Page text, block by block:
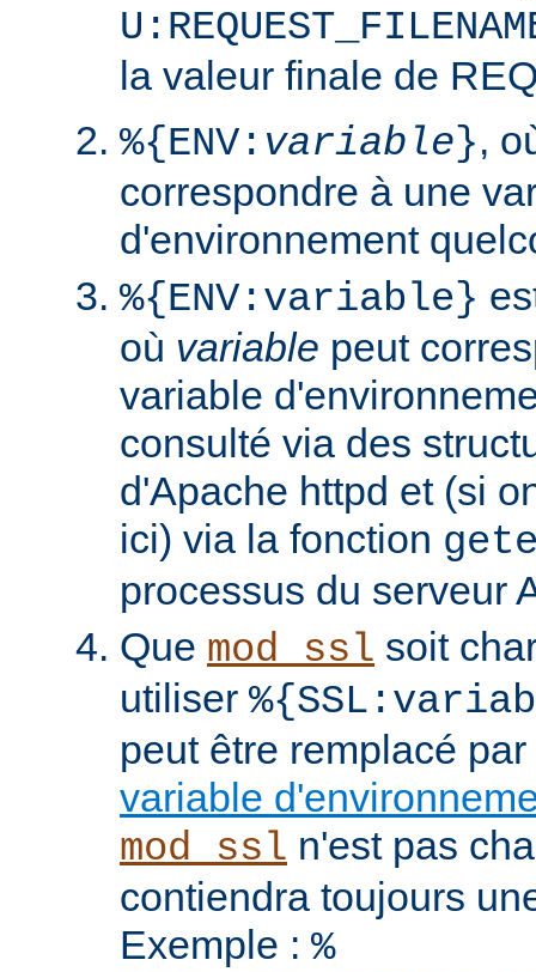
la valeur finale de
%{ENV: variable},
correspondre à une
d'environnement
%{ENV:variable}
où variable peut
variable
consulté via des
d'Apache httpd et (si
ici) via la fonction
processus du serveur
Que mod_ssl soit
utiliser
peut être remplacé
variable
mod_ssl n'est pas
contiendra toujours
Exemple : %